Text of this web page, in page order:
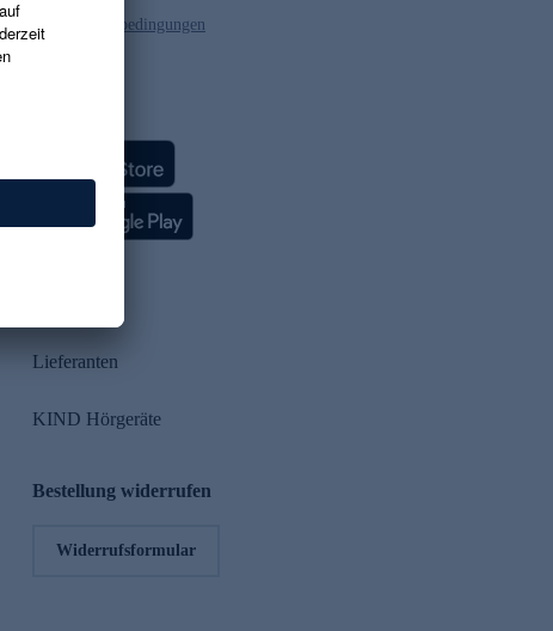
und die Gutscheinbedingungen
Lieferanten
KIND Hörgeräte
Bestellung widerrufen
Widerrufsformular